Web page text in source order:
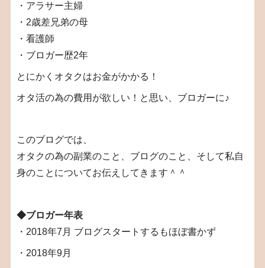
・アラサー主婦
・2歳差兄弟の母
・看護師
・ブロガー歴2年
とにかくオタクはお金がかかる！
オタ活の為の費用が欲しい！と思い、ブロガーに♪
このブログでは、
オタクの為の副業のこと、ブログのこと、そして私自
身のことについてお伝えしてきます＾＾
◆ブロガー年表
・2018年7月 ブログスタートするもほぼ書かず
・2018年9月